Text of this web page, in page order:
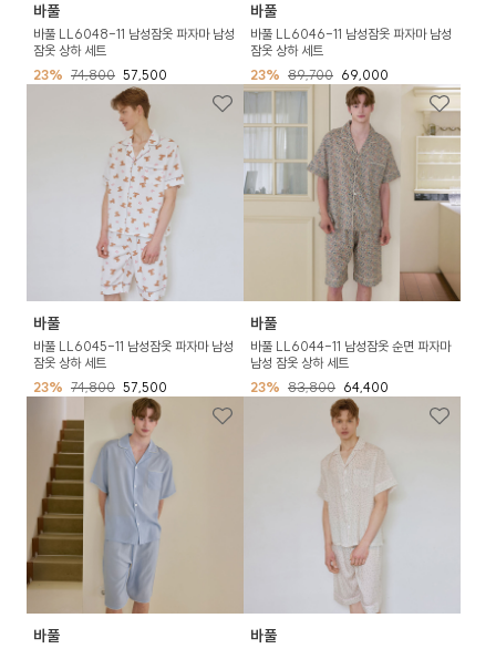
바풀
바풀 LL6048-11 남성잠옷 파자마 남성
잠옷 상하 세트
23% 74,800 57,500
바풀
바풀 LL6046-11 남성잠옷 파자마 남성
잠옷 상하 세트
23% 89,700 69,000
바풀
바풀 LL6045-11 남성잠옷 파자마 남성
잠옷 상하 세트
23% 74,800 57,500
바풀
바풀 LL6044-11 남성잠옷 순면 파자마
남성 잠옷 상하 세트
23% 83,800 64,400
바풀 바풀